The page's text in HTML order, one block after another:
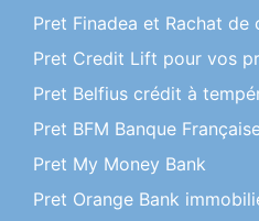
Pret Finadea et Rachat de
Pret Credit Lift pour vos
Pret Belfius crédit à
Pret BFM Banque
Pret My Money Bank
Pret Orange Bank